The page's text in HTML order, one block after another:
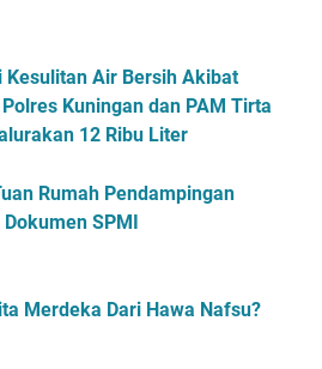
Kesulitan Air Bersih Akibat
Kuningan dan PAM Tirta
12 Ribu Liter
Rumah Pendampingan
SPMI
Merdeka Dari Hawa Nafsu?